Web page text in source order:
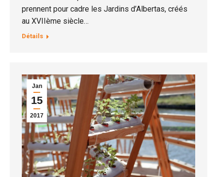
prennent pour cadre les Jardins d’Albertas, créés
au XVIIème siècle…
Détails
Jan
15
2017